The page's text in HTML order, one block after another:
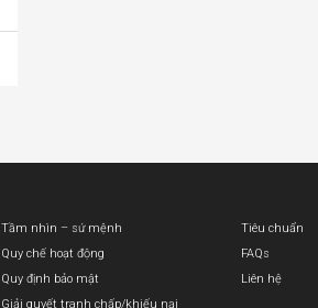
Tầm nhìn – sứ mệnh
Quy chế hoạt động
Quy định bảo mật
Giải quyết tranh chấp/khiếu nại
Tiêu chuẩn
FAQs
Liên hệ